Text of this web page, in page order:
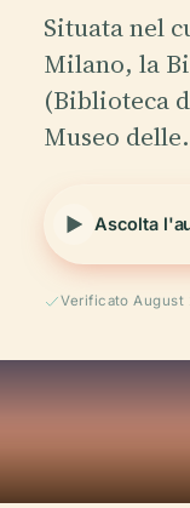
Situata nel
Milano, la
(Biblioteca
Museo
Ascolta
Verificato August